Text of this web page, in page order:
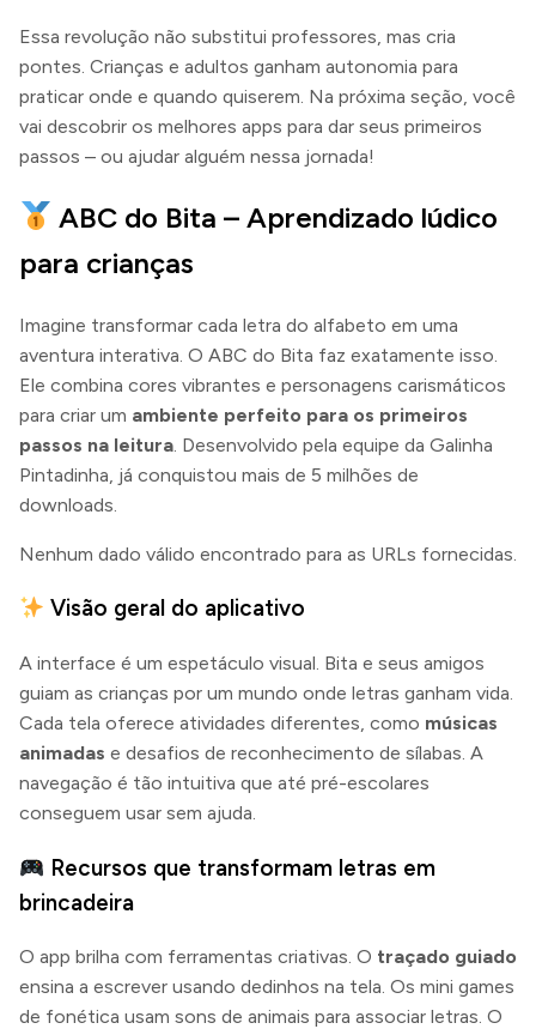
Essa revolução não substitui professores, mas cria
pontes. Crianças e adultos ganham autonomia para
praticar onde e quando quiserem. Na próxima seção, você
vai descobrir os melhores apps para dar seus primeiros
passos – ou ajudar alguém nessa jornada!
ABC do Bita – Aprendizado lúdico
para crianças
Imagine transformar cada letra do alfabeto em uma
aventura interativa. O ABC do Bita faz exatamente isso.
Ele combina cores vibrantes e personagens carismáticos
para criar um ambiente perfeito para os primeiros
passos na leitura . Desenvolvido pela equipe da Galinha
Pintadinha, já conquistou mais de 5 milhões de
downloads.
Nenhum dado válido encontrado para as URLs fornecidas.
Visão geral do aplicativo
A interface é um espetáculo visual. Bita e seus amigos
guiam as crianças por um mundo onde letras ganham vida.
Cada tela oferece atividades diferentes, como músicas
animadas e desafios de reconhecimento de sílabas. A
navegação é tão intuitiva que até pré-escolares
conseguem usar sem ajuda.
Recursos que transformam letras em
brincadeira
O app brilha com ferramentas criativas. O traçado guiado
ensina a escrever usando dedinhos na tela. Os mini games
de fonética usam sons de animais para associar letras. O